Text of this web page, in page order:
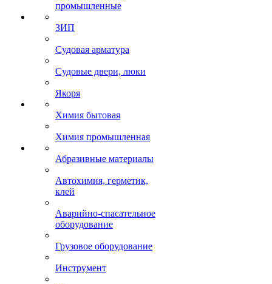
промышленные
ЗИП
Судовая арматура
Судовые двери, люки
Якоря
Химия бытовая
Химия промышленная
Абразивные материалы
Автохимия, герметик,
клей
Аварийно-спасательное
оборудование
Грузовое оборудование
Инструмент